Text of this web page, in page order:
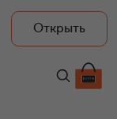
Открыть
₽